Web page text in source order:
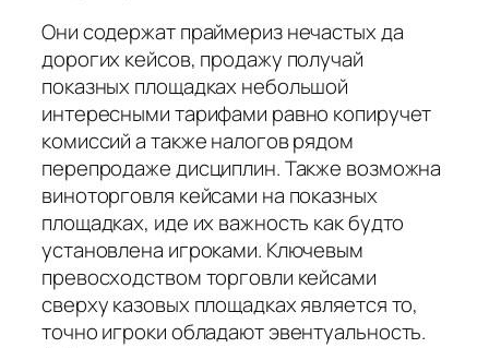
Они содержат праймериз нечастых да
дорогих кейсов, продажу получай
показных площадках небольшой
интересными тарифами равно копиручет
комиссий а также налогов рядом
перепродаже дисциплин. Также возможна
виноторговля кейсами на показных
площадках, иде их важность как будто
установлена игроками. Ключевым
превосходством торговли кейсами
сверху казовых площадках является то,
точно игроки обладают эвентуальность.